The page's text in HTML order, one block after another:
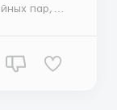
пар,